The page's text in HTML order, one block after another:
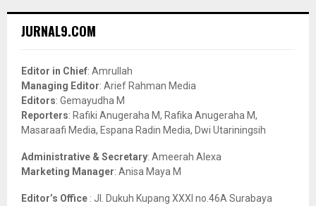
h
o
r
:
JURNAL9.COM
Editor in Chief: Amrullah
Managing Editor: Arief Rahman Media
Editors: Gemayudha M
Reporters: Rafiki Anugeraha M, Rafika Anugeraha M,
Masaraafi Media, Espana Radin Media, Dwi Utariningsih
Administrative & Secretary: Ameerah Alexa
Marketing Manager: Anisa Maya M
Editor’s Office : Jl. Dukuh Kupang XXXI no.46A Surabaya